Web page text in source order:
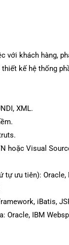
với khách hàng,
kế hệ thống
XML.
hoặc Visual
ưu tiên): Oracle,
iBatis,
IBM